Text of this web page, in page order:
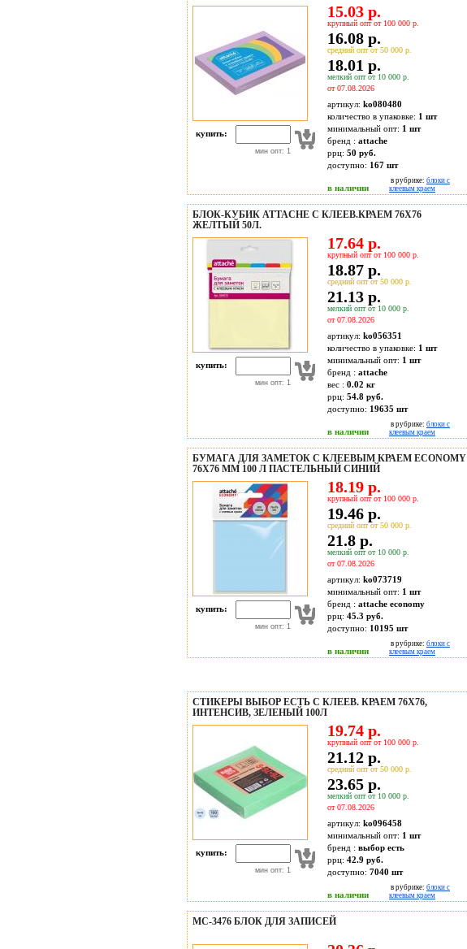
купить:
мин опт: 1
15.03 р.
крупный опт от 100 000 р.
16.08 р.
средний опт от 50 000 р.
18.01 р.
мелкий опт от 10 000 р.
от 07.08.2026
артикул: ko080480
количество в упаковке: 1 шт
минимальный опт: 1 шт
бренд : attache
ррц: 50 руб.
доступно: 167 шт
в наличии
в рубрике: блоки с
клеевым краем
БЛОК-КУБИК ATTACHE С КЛЕЕВ.КРАЕМ 76Х76
ЖЕЛТЫЙ 50Л.
купить:
мин опт: 1
17.64 р.
крупный опт от 100 000 р.
18.87 р.
средний опт от 50 000 р.
21.13 р.
мелкий опт от 10 000 р.
от 07.08.2026
артикул: ko056351
количество в упаковке: 1 шт
минимальный опт: 1 шт
бренд : attache
вес : 0.02 кг
ррц: 54.8 руб.
доступно: 19635 шт
в наличии
в рубрике: блоки с
клеевым краем
БУМАГА ДЛЯ ЗАМЕТОК С КЛЕЕВЫМ КРАЕМ ECONOMY
76X76 ММ 100 Л ПАСТЕЛЬНЫЙ СИНИЙ
купить:
мин опт: 1
18.19 р.
крупный опт от 100 000 р.
19.46 р.
средний опт от 50 000 р.
21.8 р.
мелкий опт от 10 000 р.
от 07.08.2026
артикул: ko073719
минимальный опт: 1 шт
бренд : attache economy
ррц: 45.3 руб.
доступно: 10195 шт
в наличии
в рубрике: блоки с
клеевым краем
СТИКЕРЫ ВЫБОР ЕСТЬ С КЛЕЕВ. КРАЕМ 76Х76,
ИНТЕНСИВ, ЗЕЛЕНЫЙ 100Л
купить:
мин опт: 1
19.74 р.
крупный опт от 100 000 р.
21.12 р.
средний опт от 50 000 р.
23.65 р.
мелкий опт от 10 000 р.
от 07.08.2026
артикул: ko096458
минимальный опт: 1 шт
бренд : выбор есть
ррц: 42.9 руб.
доступно: 7040 шт
в наличии
в рубрике: блоки с
клеевым краем
МС-3476 БЛОК ДЛЯ ЗАПИСЕЙ